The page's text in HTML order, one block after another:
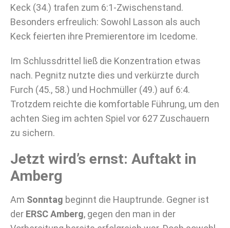
Keck (34.) trafen zum 6:1-Zwischenstand.
Besonders erfreulich: Sowohl Lasson als auch
Keck feierten ihre Premierentore im Icedome.
Im Schlussdrittel ließ die Konzentration etwas
nach. Pegnitz nutzte dies und verkürzte durch
Furch (45., 58.) und Hochmüller (49.) auf 6:4.
Trotzdem reichte die komfortable Führung, um den
achten Sieg im achten Spiel vor 627 Zuschauern
zu sichern.
Jetzt wird’s ernst: Auftakt in
Amberg
Am Sonntag beginnt die Hauptrunde. Gegner ist
der ERSC Amberg, gegen den man in der